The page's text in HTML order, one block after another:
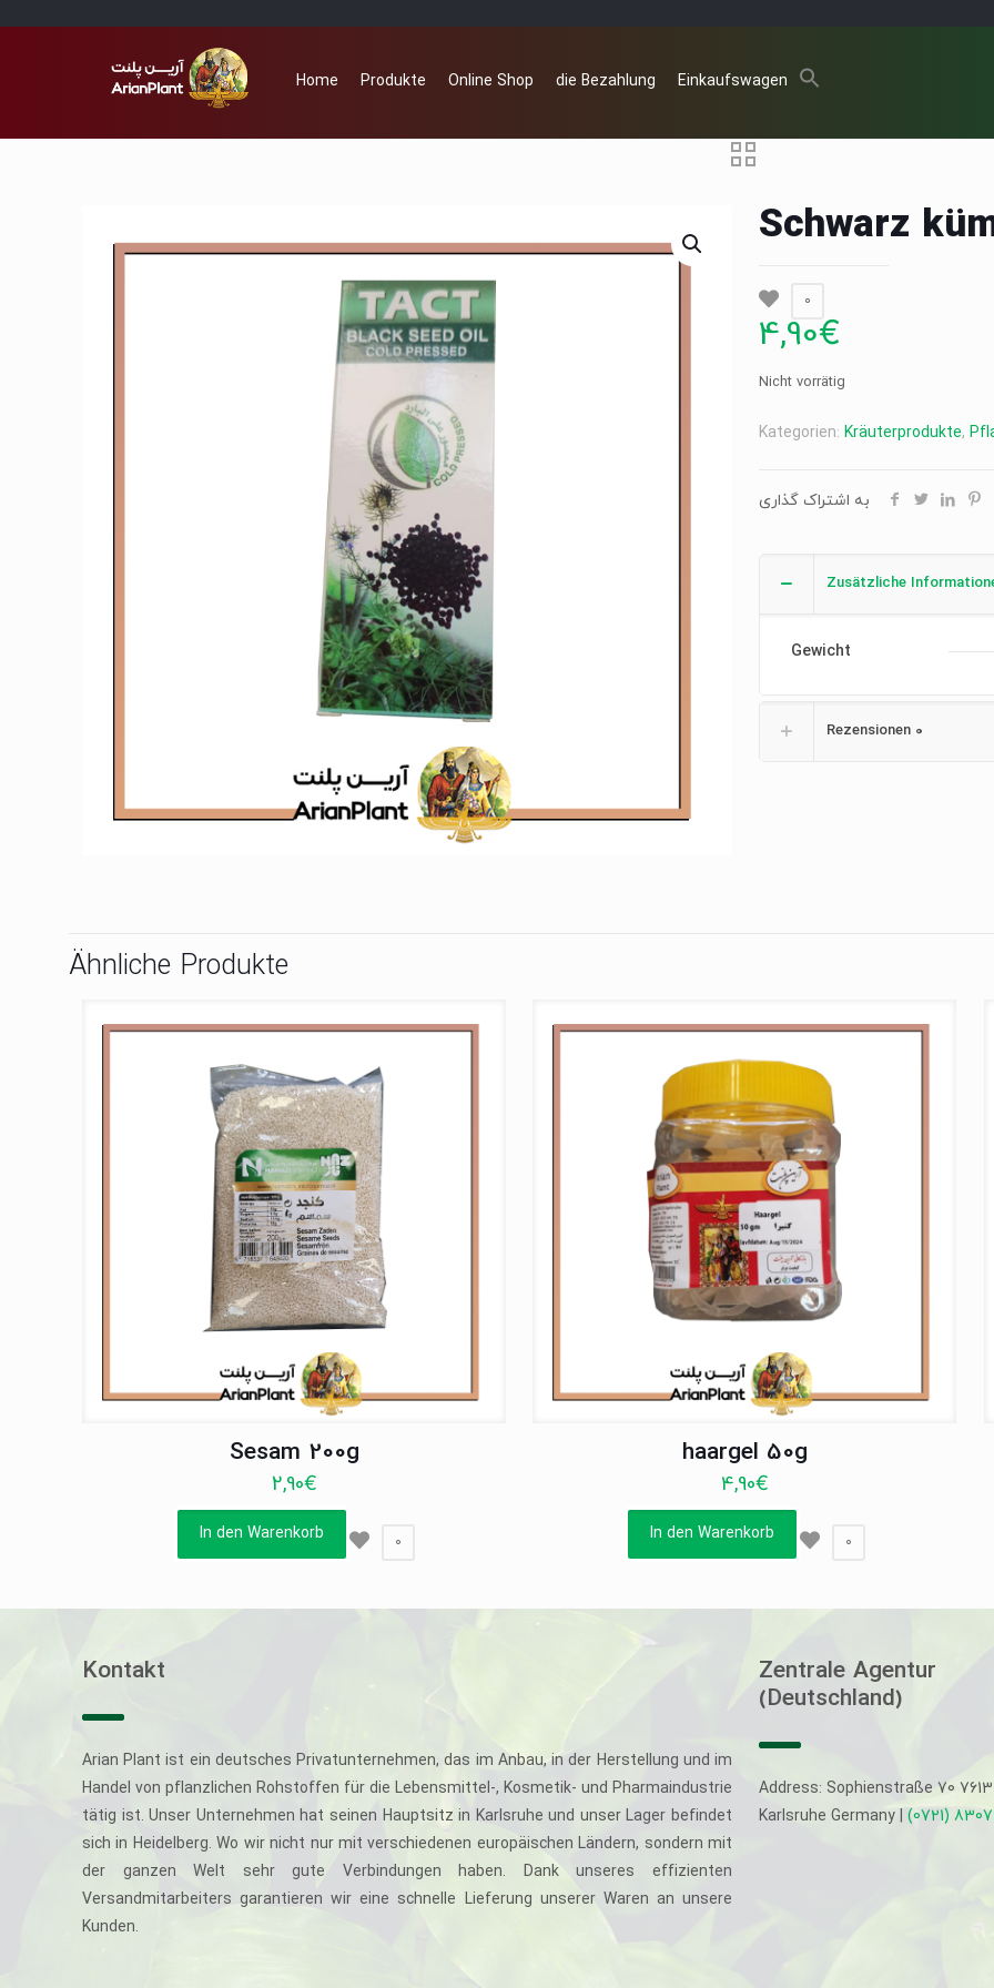
Home Produkte Online Shop die Bezahlung Einkaufswagen
Schwarz
0
4,90€
Nicht vorrätig
Kategorien: Kräuterprodukte,
به اشتراک گذاری
Zusätzliche
Gewicht
Rezensionen 0
Ähnliche Produkte
Sesam 200g
2,90€
In den Warenkorb 0
haargel 50g
4,90€
In den Warenkorb 0
Kontakt
Arian Plant ist ein deutsches Privatunternehmen, das im Anbau, in der Herstellung und im
Handel von pflanzlichen Rohstoffen für die Lebensmittel-, Kosmetik- und Pharmaindustrie
tätig ist. Unser Unternehmen hat seinen Hauptsitz in Karlsruhe und unser Lager befindet
sich in Heidelberg. Wo wir nicht nur mit verschiedenen europäischen Ländern, sondern mit
der ganzen Welt sehr gute Verbindungen haben. Dank unseres effizienten
Versandmitarbeiters garantieren wir eine schnelle Lieferung unserer Waren an unsere
Kunden.
Zentrale Agentur
(Deutschland)
Address: Sophienstraße 70
Karlsruhe Germany | (0721)